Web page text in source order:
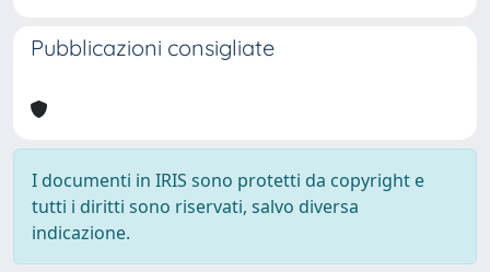
Pubblicazioni consigliate
I documenti in IRIS sono protetti da copyright e
tutti i diritti sono riservati, salvo diversa
indicazione.